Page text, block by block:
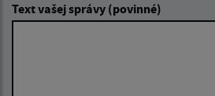
Text vašej správy (povinné)